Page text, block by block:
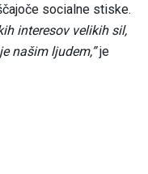
socialne stiske.
interesov velikih sil,
našim ljudem,”je